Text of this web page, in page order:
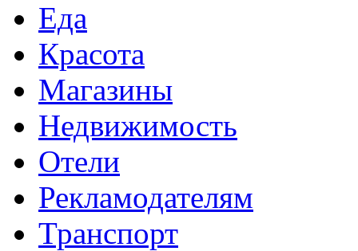
Еда
Красота
Магазины
Недвижимость
Отели
Рекламодателям
Транспорт